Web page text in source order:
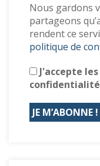
Nous gardons
partageons
rendent ce
politique de
J'accepte
confidentialité